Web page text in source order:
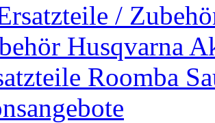
/
Husqvarna
Roomba